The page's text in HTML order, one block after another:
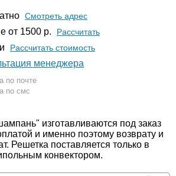
Смотреть адрес
от 1500 р. Расcчитать
Рассчитать стоимость
менеджера
по почте
по смс
изготавливаются под заказ
и именно поэтому возврату и
Решетка поставляется только в
конвектором.